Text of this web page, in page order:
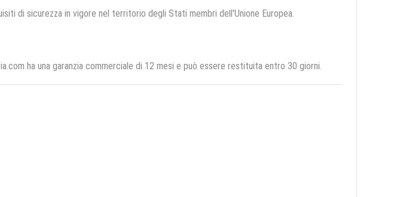
di sicurezza in vigore nel territorio degli Stati membri dell'Unione Europea.
ha una garanzia commerciale di 12 mesi e può essere restituita entro 30 giorni.